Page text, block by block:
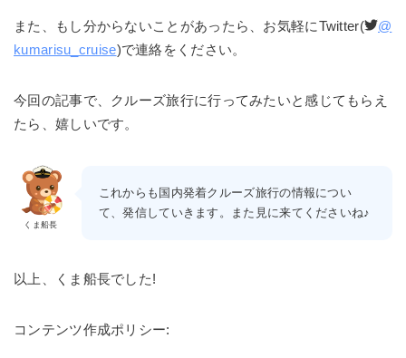
また、もし分からないことがあったら、お気軽にTwitter(
@
kumarisu_cruise)で連絡をください。
今回の記事で、クルーズ旅行に行ってみたいと感じてもらえ
たら、嬉しいです。
くま船長
これからも国内発着クルーズ旅行の情報につい
て、発信していきます。また見に来てくださいね♪
以上、くま船長でした!
コンテンツ作成ポリシー: